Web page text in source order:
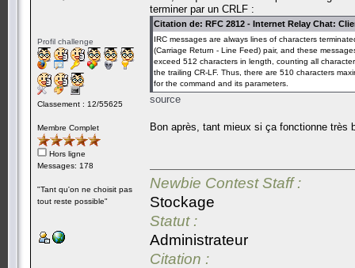
ircmsg = ""
#ircsock.send(bytes("HELP\n", "UTF-8"))
ircsock.send(bytes("PRIVMSG "+ chan+ "
ircsock.send(bytes("PRIVMSG neib :Ok.\n", "UTF-
while 1 :
rcvmsg()
Profil challenge
Classement : 12/55625
Membre Complet
Hors ligne
Messages: 178
"Tant qu'on ne choisit pas
tout reste possible"
terminer par un CRLF :
Citation de: RFC 2812 - Internet Relay Chat:
IRC messages are always lines of characters
(Carriage Return - Line Feed) pair, and these
exceed 512 characters in length, counting all
the trailing CR-LF. Thus, there are 510 characters
for the command and its parameters.
source
Bon après, tant mieux si ça fonctionne très
Newbie Contest Staff :
Stockage
Statut :
Administrateur
Citation :